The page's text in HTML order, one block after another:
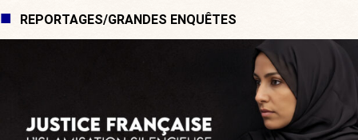
REPORTAGES/GRANDES ENQUÊTES